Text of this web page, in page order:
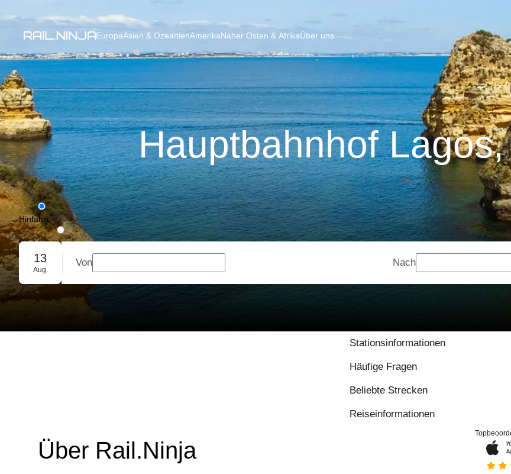
EuropaAsien & OzeanienAmerikaNaher Osten & AfrikaÜber uns
Hauptbahnhof
Hinfahrt
Rückfahrt
Gruppenbuchung
13
Aug.
Von Nach
Stationsinformationen
Häufige Fragen
Beliebte Strecken
Reiseinformationen
Über Rail.Ninja